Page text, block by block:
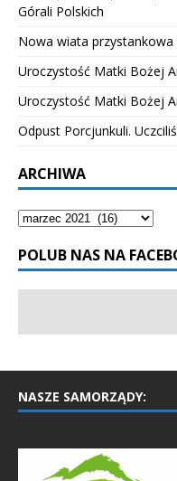
Górali Polskich
Nowa wiata przystankowa
Uroczystość Matki Bożej
Uroczystość Matki Bożej
Odpust Porcjunkuli.
ARCHIWA
POLUB NAS NA
NASZE SAMORZĄDY: